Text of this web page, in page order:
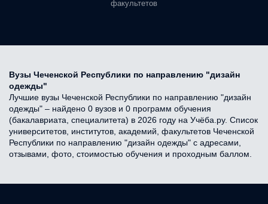
факультетов
Вузы Чеченской Республики по направлению "дизайн
одежды"
Лучшие вузы Чеченской Республики по направлению "дизайн
одежды" – найдено 0 вузов и 0 программ обучения
(бакалавриата, специалитета) в 2026 году на Учёба.ру. Список
университетов, институтов, академий, факультетов Чеченской
Республики по направлению "дизайн одежды" с адресами,
отзывами, фото, стоимостью обучения и проходным баллом.